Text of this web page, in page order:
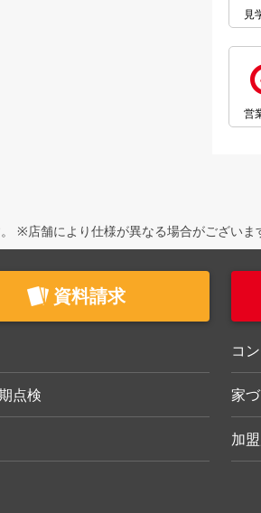
見
営
※店舗により仕様が異なる場合がございま
資料請求
コ
点検 家
加